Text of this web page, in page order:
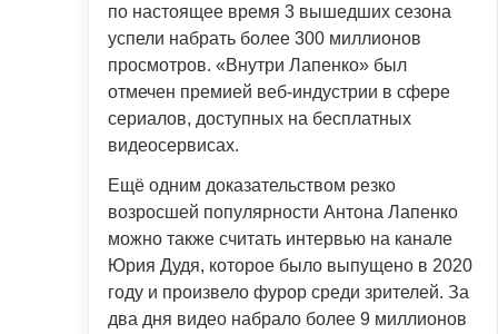
по настоящее время 3 вышедших сезона
успели набрать более 300 миллионов
просмотров. «Внутри Лапенко» был
отмечен премией веб-индустрии в сфере
сериалов, доступных на бесплатных
видеосервисах.
Ещё одним доказательством резко
возросшей популярности Антона Лапенко
можно также считать интервью на канале
Юрия Дудя, которое было выпущено в 2020
году и произвело фурор среди зрителей. За
два дня видео набрало более 9 миллионов